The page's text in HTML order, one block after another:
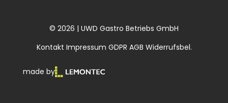
© 2026 | UWD Gastro Betriebs GmbH
Kontakt Impressum GDPR AGB Widerrufsbel.
made by